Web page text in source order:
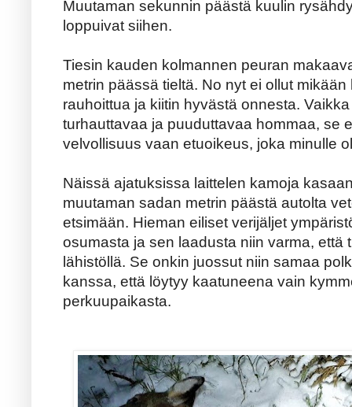
Muutaman sekunnin päästä kuulin
loppuivat siihen.
Tiesin kauden kolmannen peuran
metrin päässä tieltä. No nyt ei ollut
rauhoittua ja kiitin hyvästä onnesta.
turhauttavaa ja puuduttavaa hommaa, se
velvollisuus vaan etuoikeus, joka minulle
Näissä ajatuksissa laittelen kamoja
muutaman sadan metrin päästä autolta
etsimään. Hieman eiliset verijäljet
osumasta ja sen laadusta niin varma, että
lähistöllä. Se onkin juossut niin samaa
kanssa, että löytyy kaatuneena vain
perkuupaikasta.